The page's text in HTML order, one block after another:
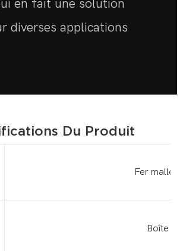
en fait une solution
diverses applications
Du Produit
Fer
Boîte Gi